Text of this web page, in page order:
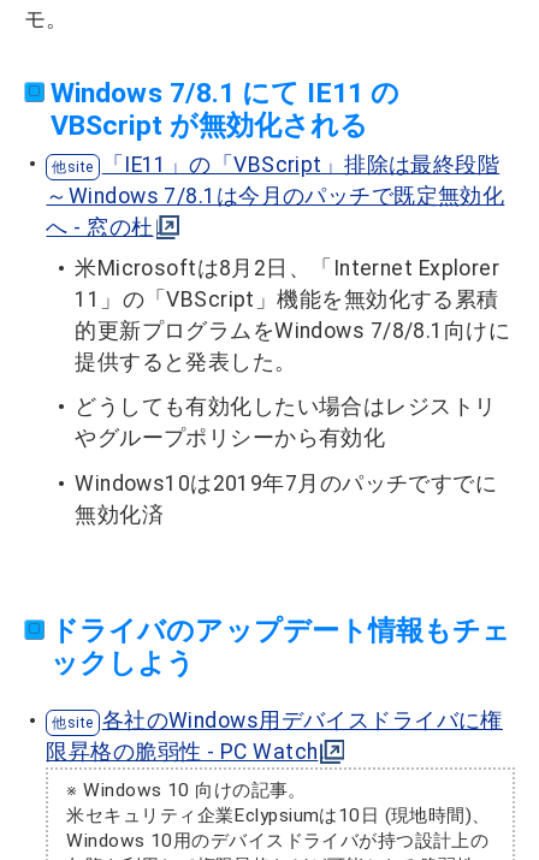
モ。
Windows 7/8.1 にて IE11 の
VBScript が無効化される
「IE11」の「VBScript」排除は最終段階
～Windows 7/8.1は今月のパッチで既定無効化
へ - 窓の杜
米Microsoftは8月2日、「Internet Explorer
11」の「VBScript」機能を無効化する累積
的更新プログラムをWindows 7/8/8.1向けに
提供すると発表した。
どうしても有効化したい場合はレジストリ
やグループポリシーから有効化
Windows10は2019年7月のパッチですでに
無効化済
ドライバのアップデート情報もチェ
ックしよう
各社のWindows用デバイスドライバに権
限昇格の脆弱性 - PC Watch
※ Windows 10 向けの記事。
米セキュリティ企業Eclypsiumは10日 (現地時間)、
Windows 10用のデバイスドライバが持つ設計上の